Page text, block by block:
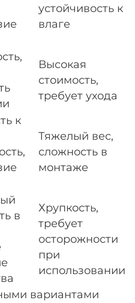
устойчивость к
влаге
Высокая
стоимость,
требует ухода
к
Тяжелый вес,
сложность в
монтаже
в
Хрупкость,
требует
осторожности
при
использовании
вариантами